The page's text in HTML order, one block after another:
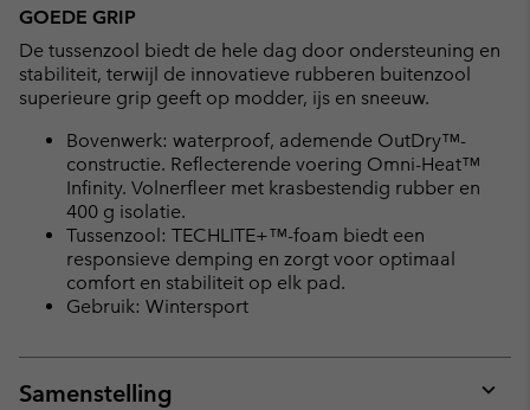
GOEDE GRIP
De tussenzool biedt de hele dag door ondersteuning en
stabiliteit, terwijl de innovatieve rubberen buitenzool
superieure grip geeft op modder, ijs en sneeuw.
Bovenwerk: waterproof, ademende OutDry™-
constructie. Reflecterende voering Omni-Heat™
Infinity. Volnerfleer met krasbestendig rubber en
400 g isolatie.
Tussenzool: TECHLITE+™-foam biedt een
responsieve demping en zorgt voor optimaal
comfort en stabiliteit op elk pad.
Gebruik: Wintersport
Samenstelling